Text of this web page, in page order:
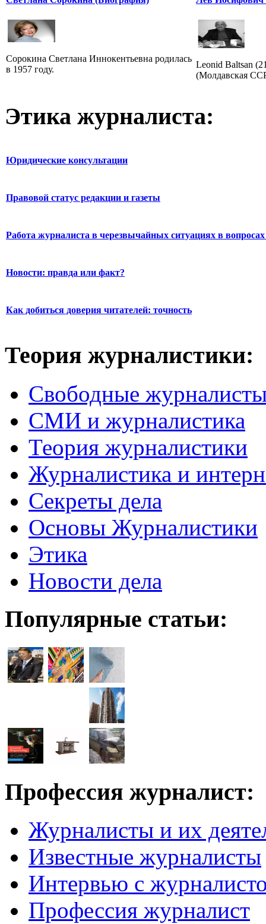
Сорокина Светлана Иннокентьевна родилась
в 1957 году.
Leonid Baltsan
(Молдавская
Этика журналиста:
Юридические консультации
Правовой статус редакции и газеты
Работа журналиста в черезвычайных ситуациях в вопросах
Новости: правда или факт?
Как добиться доверия читателей: точность
Теория журналистики:
Свободные
СМИ и журналистика
Теория журналистики
Журналистика и
Секреты дела
Основы Журналистики
Этика
Новости дела
Популярные статьи:
Профессия журналист:
Журналисты и их
Известные журналисты
Интервью с
Профессия журналист